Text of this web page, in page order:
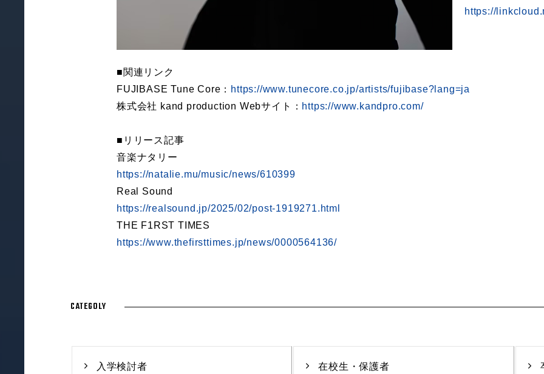
https://
■関連リンク
FUJIBASE Tune Core： https://www.tunecore.co.jp/artists/fujibase?lang=ja
株式会社 kand production Webサイト： https://www.kandpro.com/
■リリース記事
音楽ナタリー
https://natalie.mu/music/news/610399
Real Sound
https://realsound.jp/2025/02/post-1919271.html
THE F1RST TIMES
https://www.thefirsttimes.jp/news/0000564136/
CATEGOLY
入学検討者 在校生・保護者